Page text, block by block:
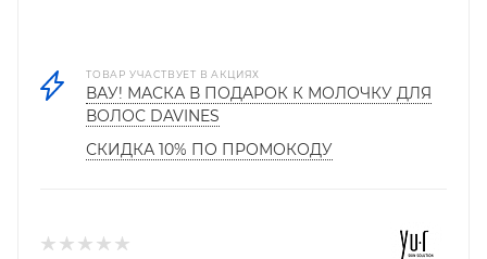
ТОВАР УЧАСТВУЕТ В АКЦИЯХ
ВАУ! МАСКА В ПОДАРОК К МОЛОЧКУ ДЛЯ
ВОЛОС DAVINES
СКИДКА 10% ПО ПРОМОКОДУ